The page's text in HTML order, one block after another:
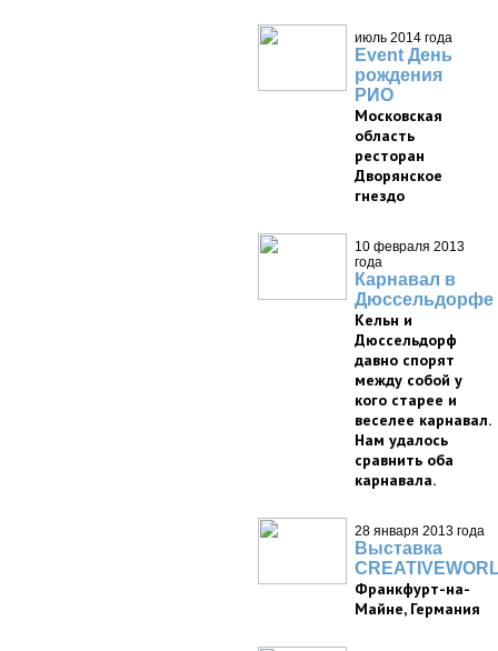
июль 2014 года
Event День
рождения
РИО
Московская
область
ресторан
Дворянское
гнездо
10 февраля 2013
года
Карнавал в
Дюссельдорфе
Кельн и
Дюссельдорф
давно спорят
между собой у
кого старее и
веселее карнавал.
Нам удалось
сравнить оба
карнавала.
28 января 2013 года
Выставка
Франкфурт-на-
Майне, Германия